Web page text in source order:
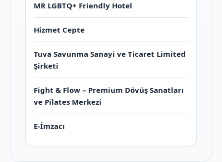
MR LGBTQ+ Friendly Hotel
Hizmet Cepte
Tuva Savunma Sanayi ve Ticaret Limited
Şirketi
Fight & Flow – Premium Dövüş Sanatları
ve Pilates Merkezi
E-İmzacı